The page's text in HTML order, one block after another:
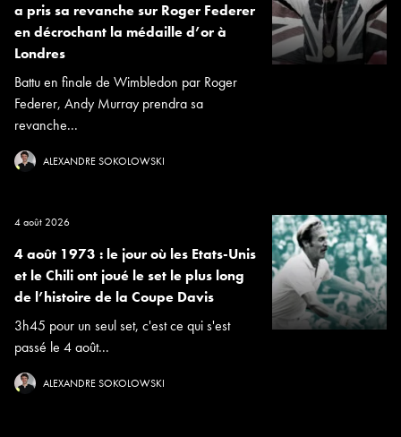
a pris sa revanche sur Roger Federer
en décrochant la médaille d’or à
Londres
Battu en finale de Wimbledon par Roger
Federer, Andy Murray prendra sa
revanche...
ALEXANDRE SOKOLOWSKI
4 août 2026
4 août 1973 : le jour où les Etats-Unis
et le Chili ont joué le set le plus long
de l’histoire de la Coupe Davis
3h45 pour un seul set, c'est ce qui s'est
passé le 4 août...
ALEXANDRE SOKOLOWSKI